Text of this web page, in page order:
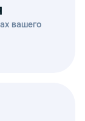
вашего